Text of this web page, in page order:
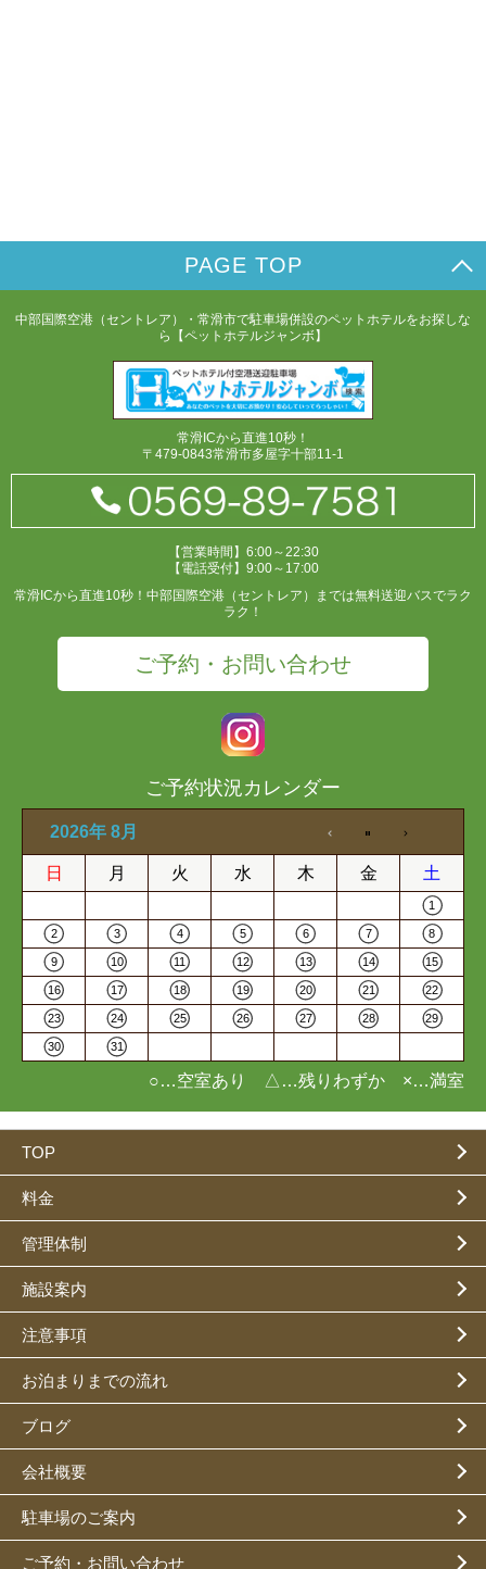
PAGE TOP
中部国際空港（セントレア）・常滑市で駐車場併設のペットホテルをお探しな
ら【ペットホテルジャンボ】
常滑ICから直進10秒！
〒479-0843常滑市多屋字十部11-1
【営業時間】6:00～22:30
【電話受付】9:00～17:00
常滑ICから直進10秒！中部国際空港（セントレア）までは無料送迎バスでラク
ラク！
ご予約・お問い合わせ
ご予約状況カレンダー
2026年 8月
日 月 火 水 木 金 土
1
2 3 4 5 6 7 8
9 10 11 12 13 14 15
16 17 18 19 20 21 22
23 24 25 26 27 28 29
30 31
○…空室あり △…残りわずか ×…満室
TOP
料金
管理体制
施設案内
注意事項
お泊まりまでの流れ
ブログ
会社概要
駐車場のご案内
ご予約・お問い合わせ